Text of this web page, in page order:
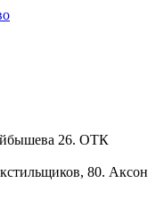
26. ОТК
80. Аксон